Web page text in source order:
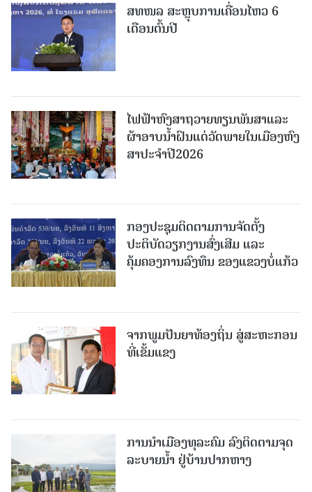
ສທໜລ ສະຫຼຸບການເຄື່ອນໄຫວ 6
ເດືອນຕົ້ນປີ
ໄຟຟ້າຫົງສາຖວາຍທຽນພັນສາແລະ
ຜ້າອາບນໍ້າຝົນແດ່ວັດພາຍໃນເມືອງຫົງ
ສາປະຈໍາປີ2026
ກອງປະຊຸມຕິດຕາມການຈັດຕັ້ງ
ປະຕິບັດວຽກງານສົ່ງເສີມ ແລະ
ຄຸ້ມຄອງການລົງທຶນ ຂອງແຂວງບໍ່ແກ້ວ
ຈາກພູມປັນຍາທ້ອງຖິ່ນ ສູ່ສະຫະກອນ
ທີ່ເຂັ້ມແຂງ
ການນໍາເມືອງທຸລະຄົມ ລົງຕິດຕາມຈຸດ
ລະບາຍນໍ້າ ຢູ່ບ້ານປາກຫາງ